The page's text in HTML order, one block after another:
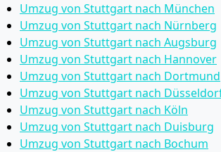
Umzug von Stuttgart nach München
Umzug von Stuttgart nach Nürnberg
Umzug von Stuttgart nach Augsburg
Umzug von Stuttgart nach Hannover
Umzug von Stuttgart nach Dortmund
Umzug von Stuttgart nach
Umzug von Stuttgart nach Köln
Umzug von Stuttgart nach Duisburg
Umzug von Stuttgart nach Bochum